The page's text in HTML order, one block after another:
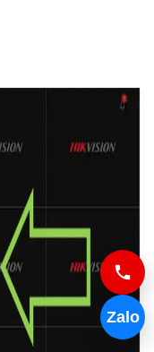
Zalo